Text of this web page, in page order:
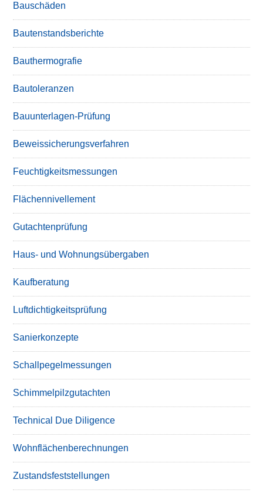
Bauschäden
Bautenstandsberichte
Bauthermografie
Bautoleranzen
Bauunterlagen-Prüfung
Beweissicherungsverfahren
Feuchtigkeitsmessungen
Flächennivellement
Gutachtenprüfung
Haus- und Wohnungsübergaben
Kaufberatung
Luftdichtigkeitsprüfung
Sanierkonzepte
Schallpegelmessungen
Schimmelpilzgutachten
Technical Due Diligence
Wohnflächenberechnungen
Zustandsfeststellungen